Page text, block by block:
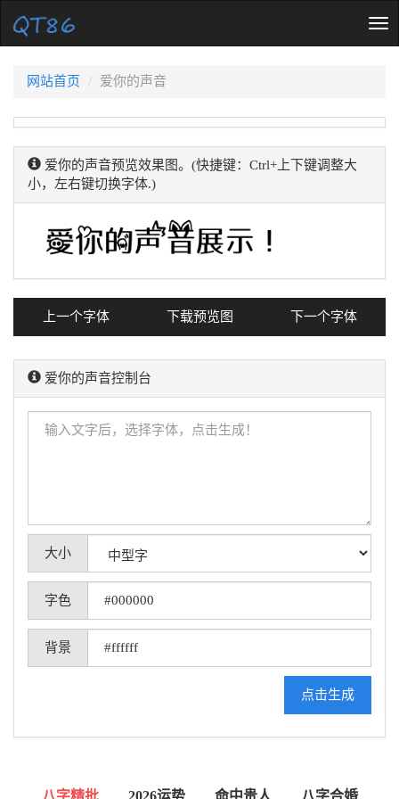
网站首页 爱你的声音
爱你的声音预览效果图。(快捷键：Ctrl+上下键调整大
小，左右键切换字体.)
上一个字体 下载预览图 下一个字体
爱你的声音控制台
大小
字色
背景
点击生成
八字精批 2026运势 命中贵人 八字合婚